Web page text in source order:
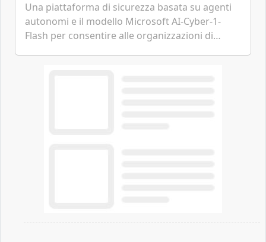
Una piattaforma di sicurezza basata su agenti
autonomi e il modello Microsoft AI-Cyber-1-
Flash per consentire alle organizzazioni di